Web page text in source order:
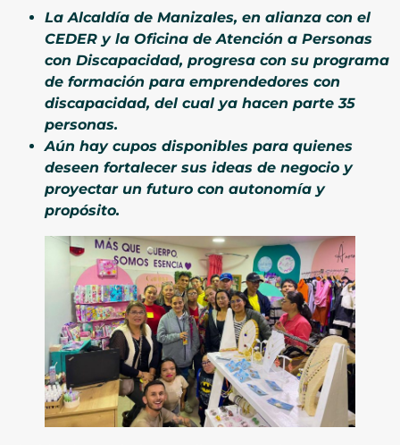
La Alcaldía de Manizales, en alianza con el
CEDER y la Oficina de Atención a Personas
con Discapacidad, progresa con su programa
de formación para emprendedores con
discapacidad, del cual ya hacen parte 35
personas.
Aún hay cupos disponibles para quienes
deseen fortalecer sus ideas de negocio y
proyectar un futuro con autonomía y
propósito.